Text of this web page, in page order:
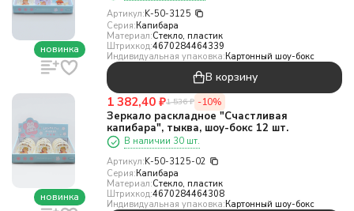
новинка
Артикул:K-50-3125
Серия:Капибара
Материал:Стекло, пластик
Штрихкод:4670284464339
Индивидуальная упаковка:Картонный шоу-бокс
В корзину
новинка
1 382,40 ₽1 536 ₽ -10%
Зеркало раскладное "Счастливая
капибара", тыква, шоу-бокс 12 шт.
В наличии 30 шт.
Артикул:K-50-3125-02
Серия:Капибара
Материал:Стекло, пластик
Штрихкод:4670284464308
Индивидуальная упаковка:Картонный шоу-бокс